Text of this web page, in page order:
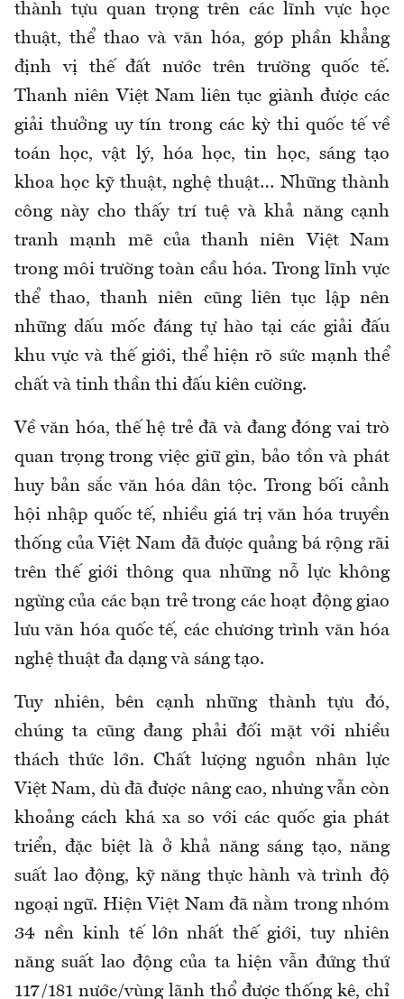
thành tựu quan trọng trên các lĩnh vực học
thuật, thể thao và văn hóa, góp phần khẳng
định vị thế đất nước trên trường quốc tế.
Thanh niên Việt Nam liên tục giành được các
giải thưởng uy tín trong các kỳ thi quốc tế về
toán học, vật lý, hóa học, tin học, sáng tạo
khoa học kỹ thuật, nghệ thuật… Những thành
công này cho thấy trí tuệ và khả năng cạnh
tranh mạnh mẽ của thanh niên Việt Nam
trong môi trường toàn cầu hóa. Trong lĩnh vực
thể thao, thanh niên cũng liên tục lập nên
những dấu mốc đáng tự hào tại các giải đấu
khu vực và thế giới, thể hiện rõ sức mạnh thể
chất và tinh thần thi đấu kiên cường.
Về văn hóa, thế hệ trẻ đã và đang đóng vai trò
quan trọng trong việc giữ gìn, bảo tồn và phát
huy bản sắc văn hóa dân tộc. Trong bối cảnh
hội nhập quốc tế, nhiều giá trị văn hóa truyền
thống của Việt Nam đã được quảng bá rộng rãi
trên thế giới thông qua những nỗ lực không
ngừng của các bạn trẻ trong các hoạt động giao
lưu văn hóa quốc tế, các chương trình văn hóa
nghệ thuật đa dạng và sáng tạo.
Tuy nhiên, bên cạnh những thành tựu đó,
chúng ta cũng đang phải đối mặt với nhiều
thách thức lớn. Chất lượng nguồn nhân lực
Việt Nam, dù đã được nâng cao, nhưng vẫn còn
khoảng cách khá xa so với các quốc gia phát
triển, đặc biệt là ở khả năng sáng tạo, năng
suất lao động, kỹ năng thực hành và trình độ
ngoại ngữ. Hiện Việt Nam đã nằm trong nhóm
34 nền kinh tế lớn nhất thế giới, tuy nhiên
năng suất lao động của ta hiện vẫn đứng thứ
117/181 nước/vùng lãnh thổ được thống kê, chỉ